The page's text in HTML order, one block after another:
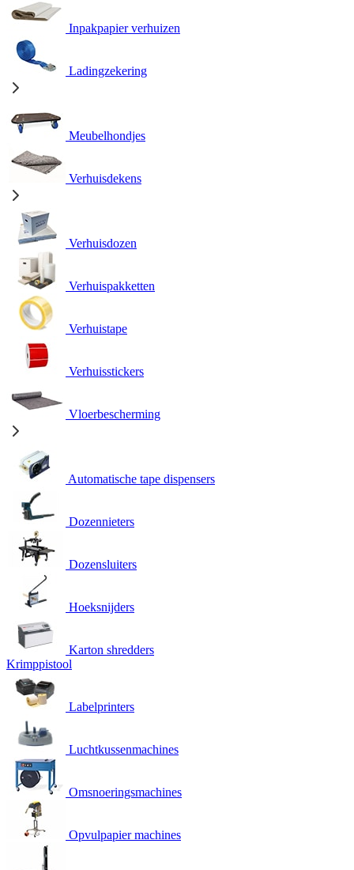
Inpakpapier verhuizen
Ladingzekering
Meubelhondjes
Verhuisdekens
Verhuisdozen
Verhuispakketten
Verhuistape
Verhuisstickers
Vloerbescherming
Automatische tape dispensers
Dozennieters
Dozensluiters
Hoeksnijders
Karton shredders
Krimppistool
Labelprinters
Luchtkussenmachines
Omsnoeringsmachines
Opvulpapier machines